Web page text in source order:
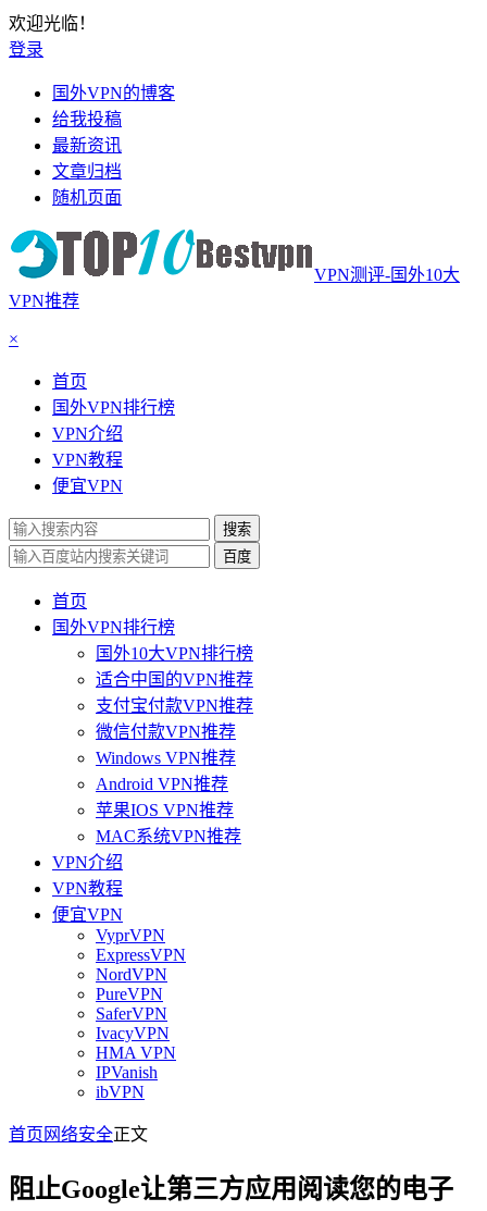
欢迎光临！
登录
国外VPN的博客
给我投稿
最新资讯
文章归档
随机页面
VPN测评-国外10大
VPN推荐
×
首页
国外VPN排行榜
VPN介绍
VPN教程
便宜VPN
搜索
百度
首页
国外VPN排行榜
国外10大VPN排行榜
适合中国的VPN推荐
支付宝付款VPN推荐
微信付款VPN推荐
Windows VPN推荐
Android VPN推荐
苹果IOS VPN推荐
MAC系统VPN推荐
VPN介绍
VPN教程
便宜VPN
VyprVPN
ExpressVPN
NordVPN
PureVPN
SaferVPN
IvacyVPN
HMA VPN
IPVanish
ibVPN
首页 网络安全正文
阻止Google让第三方应用阅读您的电子